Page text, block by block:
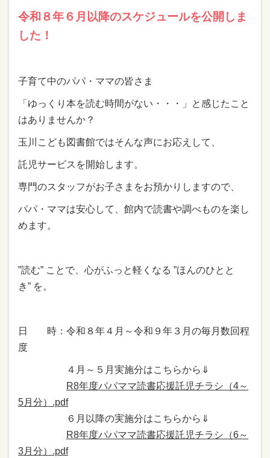
令和８年６月以降のスケジュールを公開しま
した！
子育て中のパパ・ママの皆さま
「ゆっくり本を読む時間がない・・・」と感じたこと
はありませんか？
玉川こども図書館ではそんな声にお応えして、
託児サービスを開始します。
専門のスタッフがお子さまをお預かりしますので、
パパ・ママは安心して、館内で読書や調べものを楽し
めます。
”読む” ことで、心がふっと軽くなる ”ほんのひとと
き” を。
日 時：令和８年４月～令和９年３月の毎月数回程
度
４月～５月実施分はこちらから⇓
R8年度パパママ読書応援託児チラシ（4～
5月分）.pdf
６月以降の実施分はこちらから⇓
R8年度パパママ読書応援託児チラシ（6～
3月分）.pdf